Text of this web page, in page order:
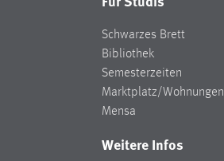
Schwarzes Brett
Bibliothek
Semesterzeiten
Marktplatz/Wohnungen
Mensa
Weitere Infos